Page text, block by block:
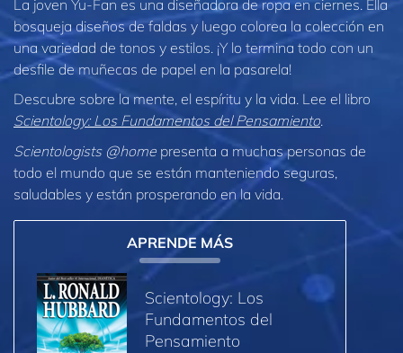
La joven Yu-Fan es una diseñadora de ropa en ciernes. Ella
bosqueja diseños de faldas y luego colorea la colección en
una variedad de tonos y estilos. ¡Y lo termina todo con un
desfile de muñecas de papel en la pasarela!
Descubre sobre la mente, el espíritu y la vida. Lee el libro
Scientology: Los Fundamentos del Pensamiento.
Scientologists @home presenta a muchas personas de
todo el mundo que se están manteniendo seguras,
saludables y están prosperando en la vida.
APRENDE MÁS
Scientology: Los
Fundamentos del
Pensamiento